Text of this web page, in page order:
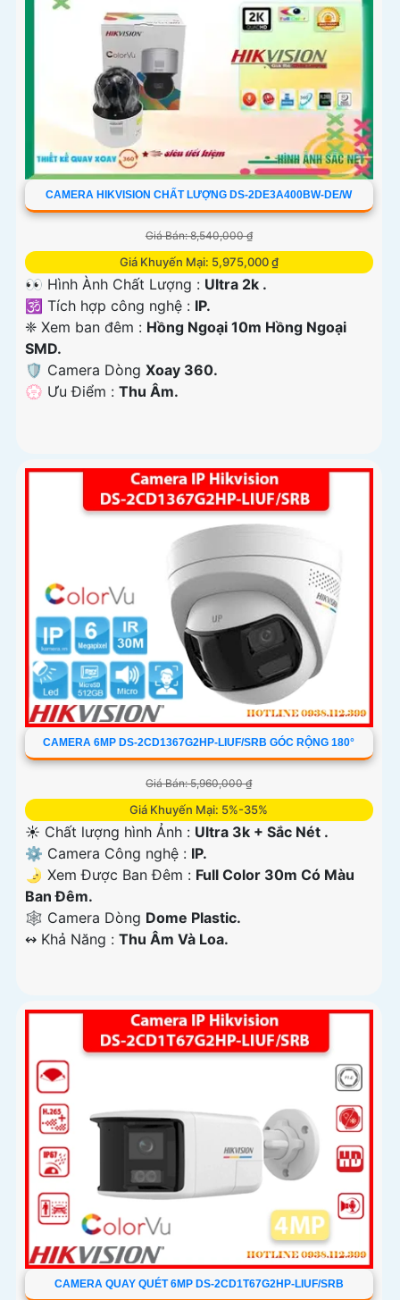
CAMERA HIKVISION CHẤT LƯỢNG DS-2DE3A400BW-DE/W
Giá Bán: 8,540,000 ₫
Giá Khuyến Mại: 5,975,000 ₫
👀 Hình Ành Chất Lượng : Ultra 2k .
🕉️ Tích hợp công nghệ : IP.
❈ Xem ban đêm : Hồng Ngoại 10m Hồng Ngoại
SMD.
🛡 Camera Dòng Xoay 360.
️💮 Ưu Điểm : Thu Âm.
CAMERA 6MP DS-2CD1367G2HP-LIUF/SRB GÓC RỘNG 180°
Giá Bán: 5,960,000 ₫
Giá Khuyến Mại: 5%-35%
☀️ Chất lượng hình Ảnh : Ultra 3k + Sắc Nét .
⚙ Camera Công nghệ : IP.
🌛 Xem Được Ban Đêm : Full Color 30m Có Màu
Ban Ðêm.
🕸️ Camera Dòng Dome Plastic.
️↭ Khả Năng : Thu Âm Và Loa.
CAMERA QUAY QUÉT 6MP DS-2CD1T67G2HP-LIUF/SRB